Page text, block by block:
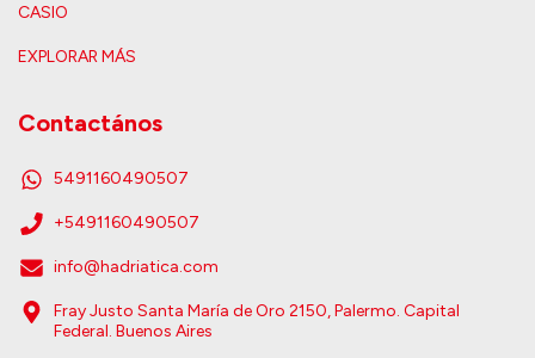
CASIO
EXPLORAR MÁS
Contactános
5491160490507
+5491160490507
info@hadriatica.com
Fray Justo Santa María de Oro 2150, Palermo. Capital
Federal. Buenos Aires